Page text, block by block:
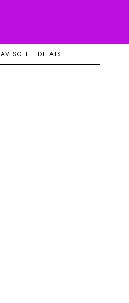
AVISO E EDITAIS